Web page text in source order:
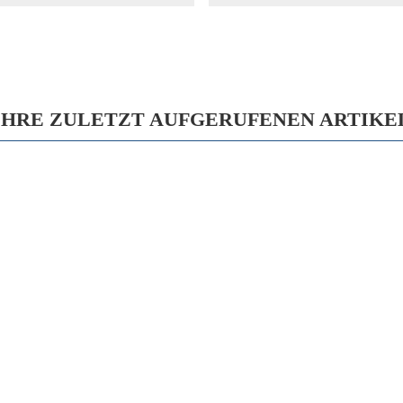
ZULETZT AUFGERUFENEN